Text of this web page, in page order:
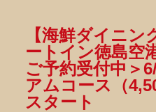
【海鮮ダイニ
ートイン徳島空
ご予約受付中＞
アムコース（
スタート